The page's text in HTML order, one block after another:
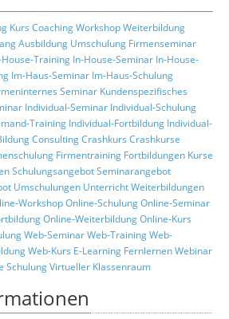
Kurs CoachingWorkshopWeiterbildung
Ausbildung Umschulung Firmenseminar
House-Training In-House-Seminar In-House-
Im-Haus-Seminar Im-Haus-Schulung
Seminar Kundenspezifisches
Individual-Seminar Individual-Schulung
Training Individual-Fortbildung Individual-
ConsultingCrashkurs Crashkurse
Firmentraining Fortbildungen Kurse
SchulungsangebotSeminarangebot
Umschulungen UnterrichtWeiterbildungen
WorkshopOnline-SchulungOnline-Seminar
Online-WeiterbildungOnline-Kurs
Web-SeminarWeb-TrainingWeb-
Web-Kurs E-Learning FernlernenWebinar
SchulungVirtueller Klassenraum